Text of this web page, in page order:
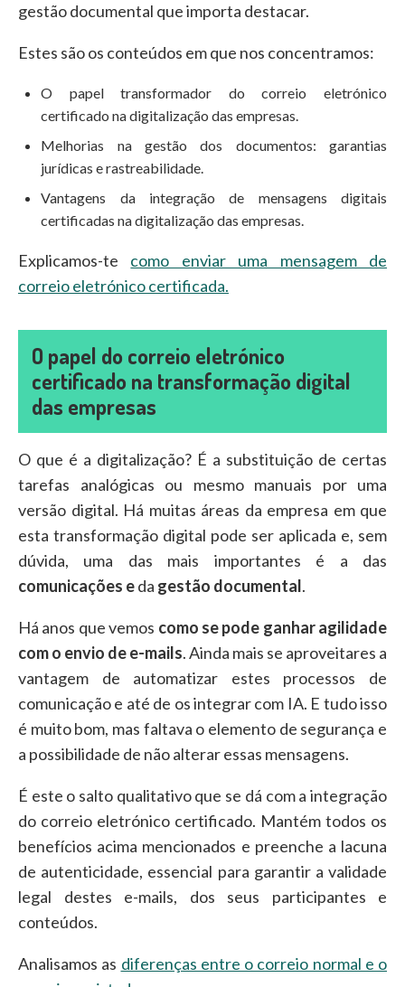
gestão documental que importa destacar.
Estes são os conteúdos em que nos concentramos:
O papel transformador do correio eletrónico
certificado na digitalização das empresas.
Melhorias na gestão dos documentos: garantias
jurídicas e rastreabilidade.
Vantagens da integração de mensagens digitais
certificadas na digitalização das empresas.
Explicamos-te como enviar uma mensagem de
correio eletrónico certificada.
O papel do correio eletrónico
certificado na transformação digital
das empresas
O que é a digitalização? É a substituição de certas
tarefas analógicas ou mesmo manuais por uma
versão digital. Há muitas áreas da empresa em que
esta transformação digital pode ser aplicada e, sem
dúvida, uma das mais importantes é a das
comunicações eda gestão documental.
Há anos que vemos como se pode ganhar agilidade
com o envio de e-mails. Ainda mais se aproveitares a
vantagem de automatizar estes processos de
comunicação e até de os integrar com IA. E tudo isso
é muito bom, mas faltava o elemento de segurança e
a possibilidade de não alterar essas mensagens.
É este o salto qualitativo que se dá com a integração
do correio eletrónico certificado. Mantém todos os
benefícios acima mencionados e preenche a lacuna
de autenticidade, essencial para garantir a validade
legal destes e-mails, dos seus participantes e
conteúdos.
Analisamos as diferenças entre o correio normal e o